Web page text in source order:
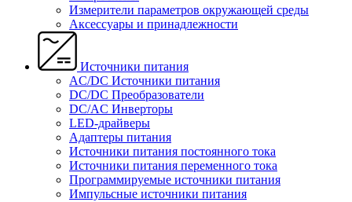
Измерители параметров окружающей среды
Аксессуары и принадлежности
Источники питания
AC/DC Источники питания
DC/DC Преобразователи
DC/AC Инверторы
LED-драйверы
Адаптеры питания
Источники питания постоянного тока
Источники питания переменного тока
Программируемые источники питания
Импульсные источники питания